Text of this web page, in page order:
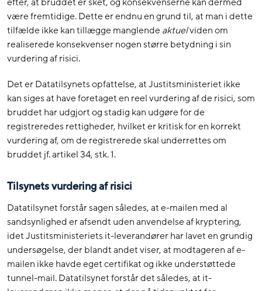
være fremtidige. Dette er endnu en grund til, at man i dette
tilfælde ikke kan tillægge manglendeaktuelviden om
realiserede konsekvenser nogen større betydning i sin
vurdering af risici.
Det er Datatilsynets opfattelse, at Justitsministeriet ikke
kan siges at have foretaget en reel vurdering af de risici, som
bruddet har udgjort og stadig kan udgøre for de
registreredes rettigheder, hvilket er kritisk for en korrekt
vurdering af, om de registrerede skal underrettes om
bruddet jf. artikel 34, stk. 1.
Tilsynets vurdering af risici
Datatilsynet forstår sagen således, at e-mailen med al
sandsynlighed er afsendt uden anvendelse af kryptering,
idet Justitsministeriets it-leverandører har lavet en grundig
undersøgelse, der blandt andet viser, at modtageren af e-
mailen ikke havde eget certifikat og ikke understøttede
tunnel-mail. Datatilsynet forstår det således, at it-